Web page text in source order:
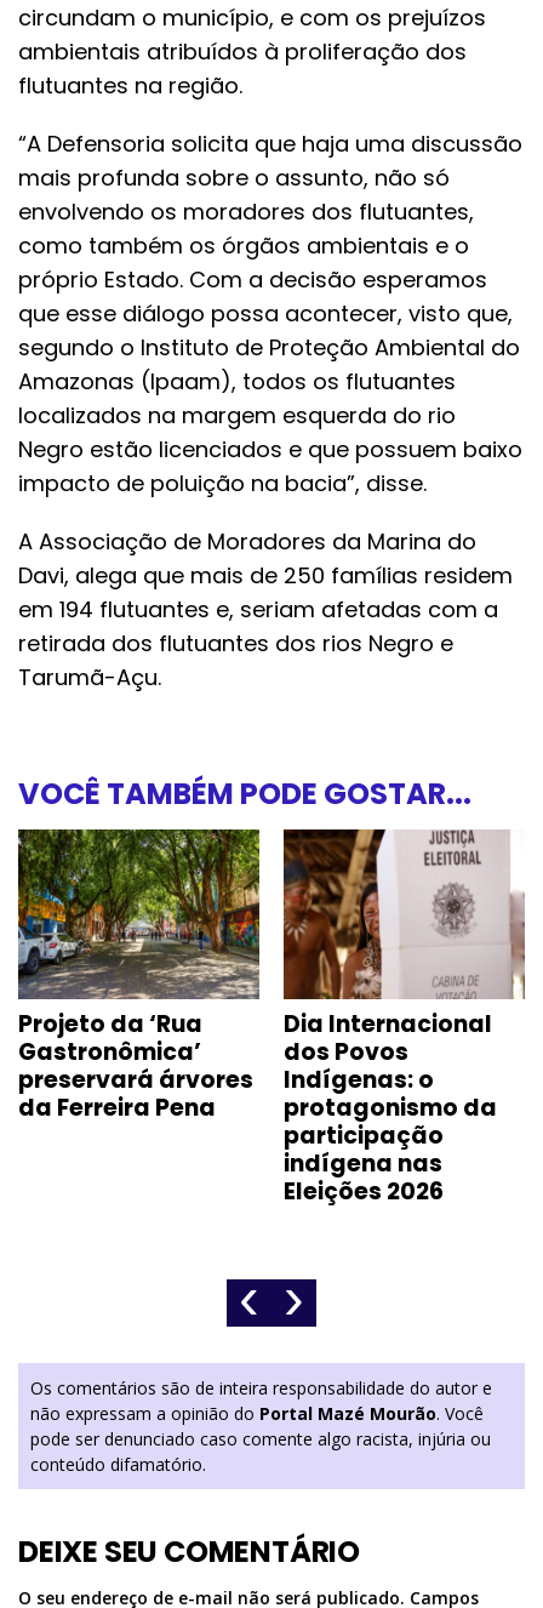
circundam o município, e com os prejuízos
ambientais atribuídos à proliferação dos
flutuantes na região.
“A Defensoria solicita que haja uma discussão
mais profunda sobre o assunto, não só
envolvendo os moradores dos flutuantes,
como também os órgãos ambientais e o
próprio Estado. Com a decisão esperamos
que esse diálogo possa acontecer, visto que,
segundo o Instituto de Proteção Ambiental do
Amazonas (Ipaam), todos os flutuantes
localizados na margem esquerda do rio
Negro estão licenciados e que possuem baixo
impacto de poluição na bacia”, disse.
A Associação de Moradores da Marina do
Davi, alega que mais de 250 famílias residem
em 194 flutuantes e, seriam afetadas com a
retirada dos flutuantes dos rios Negro e
Tarumã-Açu.
VOCÊ TAMBÉM PODE GOSTAR...
Projeto da ‘Rua
Gastronômica’
preservará árvores
da Ferreira Pena
Dia Internacional
dos Povos
Indígenas: o
protagonismo da
participação
indígena nas
Eleições 2026
‹ ›
Os comentários são de inteira responsabilidade do autor e
não expressam a opinião do Portal Mazé Mourão. Você
pode ser denunciado caso comente algo racista, injúria ou
conteúdo difamatório.
DEIXE SEU COMENTÁRIO
O seu endereço de e-mail não será publicado. Campos